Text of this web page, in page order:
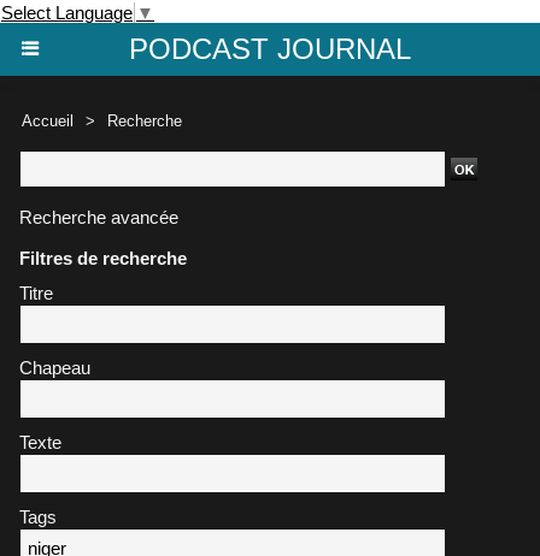
Select Language ▼
PODCAST JOURNAL
Accueil > Recherche
Recherche avancée
Filtres de recherche
Titre
Chapeau
Texte
Tags